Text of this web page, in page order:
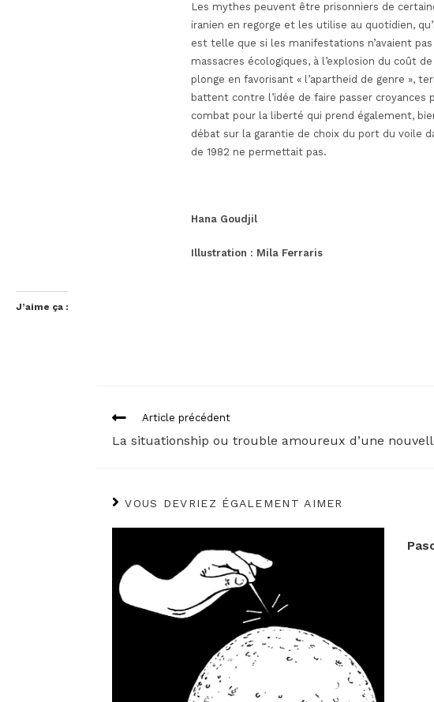
Les mythes peuvent être prisonniers de
iranien en regorge et les utilise au quotidien,
est telle que si les manifestations n’avaient
massacres écologiques, à l’explosion du coût
plonge en favorisant « l’apartheid de genre »,
battent contre l’idée de faire passer
combat pour la liberté qui prend également,
débat sur la garantie de choix du port du voile
de 1982 ne permettait pas.
Hana Goudjil
Illustration : Mila Ferraris
J’aime ça :
Read
articles
Article précédent
La situationship ou trouble amoureux d’une
VOUS DEVRIEZ ÉGALEMENT AIMER